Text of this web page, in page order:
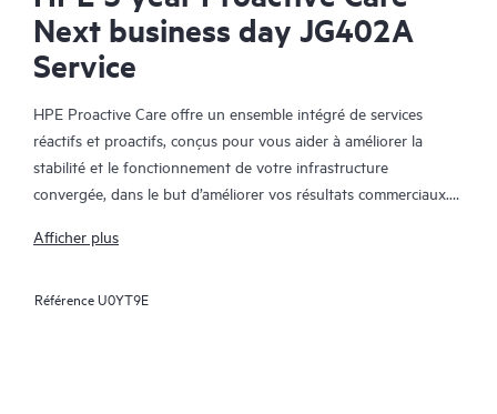
Next business day JG402A
Service
HPE Proactive Care offre un ensemble intégré de services
réactifs et proactifs, conçus pour vous aider à améliorer la
stabilité et le fonctionnement de votre infrastructure
convergée, dans le but d’améliorer vos résultats commerciaux.
nombreux composants ont besoin de fonctionner ensemble
pour prendre en charge les appareils dans ces environnements,
Afficher plus
RéférenceU0YT9E